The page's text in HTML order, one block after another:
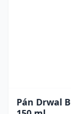
Pán Drwal